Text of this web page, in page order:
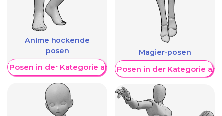
Anime hockende
posen
Posen in der Kategorie anzeigen
Magier-posen
Weitere Posen in der Kategorie